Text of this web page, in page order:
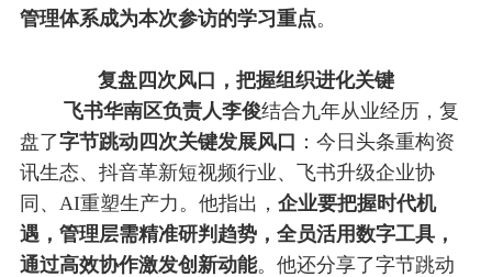
管理体系成为本次参访的学习重点。
复盘四次风口，把握组织进化关键
飞书华南区负责人李俊结合九年从业经历，复
盘了字节跳动四次关键发展风口 ：今日头条重构资
讯生态、抖音革新短视频行业、飞书升级企业协
同、AI重塑生产力。他指出， 企业要把握时代机
遇，管理层需精准研判趋势，全员活用数字工具，
通过高效协作激发创新动能。他还分享了字节跳动